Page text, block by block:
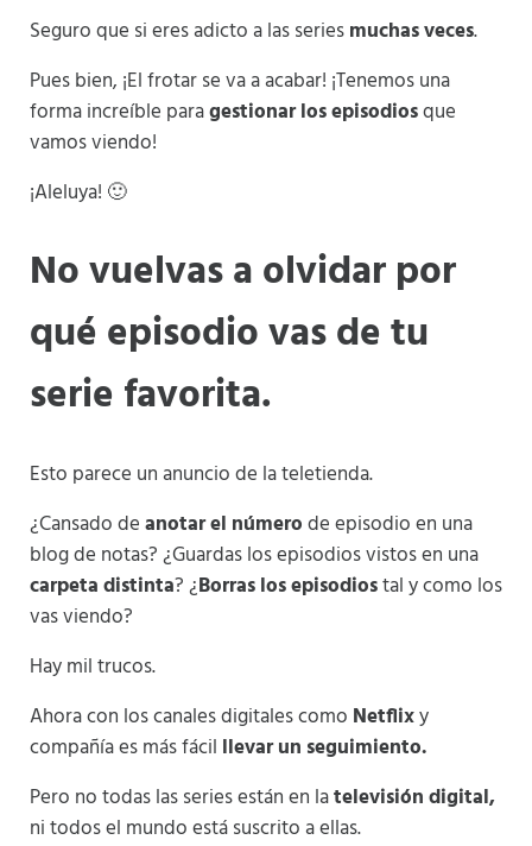
Seguro que si eres adicto a las seriesmuchas veces.
Pues bien, ¡El frotar se va a acabar! ¡Tenemos una
forma increíble paragestionar los episodiosque
vamos viendo!
¡Aleluya! 🙂
No vuelvas a olvidar por
qué episodio vas de tu
serie favorita.
Esto parece un anuncio de la teletienda.
¿Cansado deanotar el númerode episodio en una
blog de notas? ¿Guardas los episodios vistos en una
carpeta distinta? ¿Borras los episodiostal y como los
vas viendo?
Hay mil trucos.
Ahora con los canales digitales como Netflixy
compañía es más fácil llevar un seguimiento.
Pero no todas las series están en latelevisión digital,
ni todos el mundo está suscrito a ellas.